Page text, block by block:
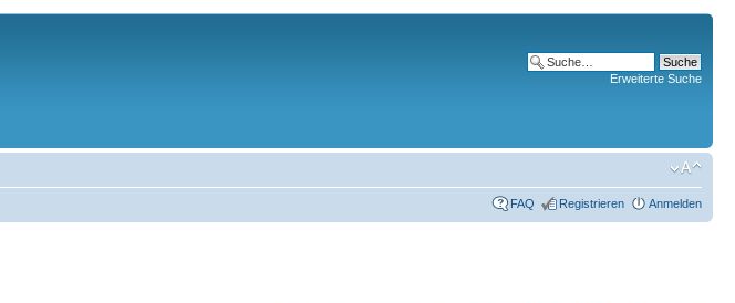
Erweiterte Suche
FAQ Registrieren Anmelden